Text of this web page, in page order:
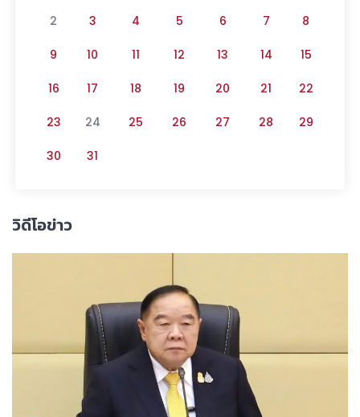
2 3 4 5 6 7 8
9 10 11 12 13 14 15
16 17 18 19 20 21 22
23 24 25 26 27 28 29
30 31
วิดีโอข่าว